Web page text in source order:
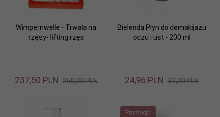
Wimpernwelle - Trwała na
rzęsy- lifting rzęs
237,50 PLN 250,00 PLN
Bielenda Płyn do demakijażu
oczu i ust - 200 ml
24,96 PLN 32,00 PLN
Promocja